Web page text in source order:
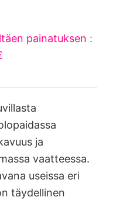
painatuksen :
ja
vaatteessa.
useissa eri
täydellinen